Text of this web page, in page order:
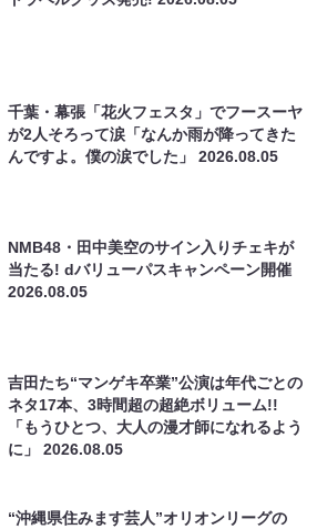
千葉・幕張「花火フェスタ」でフースーヤ
が2人そろって涙「なんか雨が降ってきた
んですよ。僕の涙でした」2026.08.05
NMB48・田中美空のサイン入りチェキが
当たる! dバリューパスキャンペーン開催
2026.08.05
吉田たち“マンゲキ卒業”公演は年代ごとの
ネタ17本、3時間超の超絶ボリューム!!
「もうひとつ、大人の漫才師になれるよう
に」2026.08.05
“沖縄県住みます芸人”オリオンリーグの